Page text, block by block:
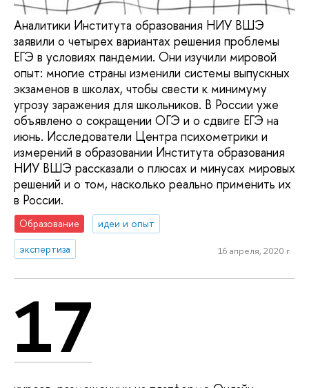
Аналитики Института образования НИУ ВШЭ
заявили о четырех вариантах решения проблемы
ЕГЭ в условиях пандемии. Они изучили мировой
опыт: многие страны изменили системы выпускных
экзаменов в школах, чтобы свести к минимуму
угрозу заражения для школьников. В России уже
объявлено о сокращении ОГЭ и о сдвиге ЕГЭ на
июнь. Исследователи Центра психометрики и
измерений в образовании Института образования
НИУ ВШЭ рассказали о плюсах и минусах мировых
решений и о том, насколько реально применить их
в России.
Образование
идеи и опыт
экспертиза
16 апреля, 2020 г.
17